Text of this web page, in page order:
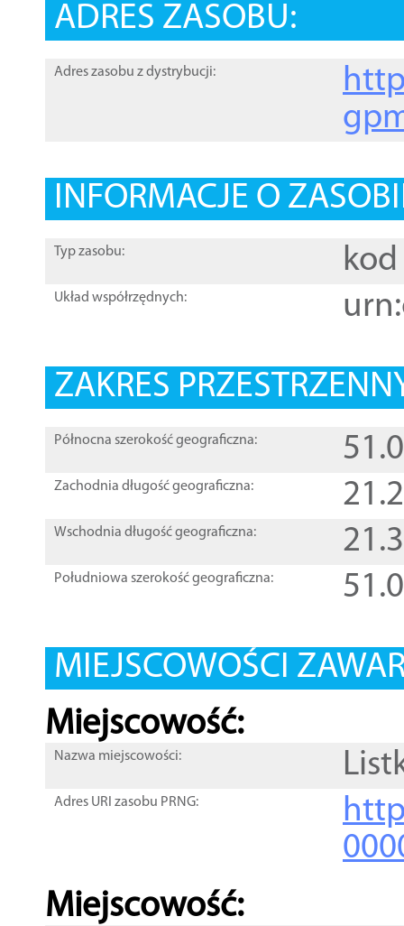
ADRES ZASOBU:
Adres zasobu z dystrybucji:
INFORMACJE O
Typ zasobu: kod
Układ współrzędnych:
ZAKRES
Północna szerokość geograficzna:
Zachodnia długość geograficzna:
Wschodnia długość geograficzna:
Południowa szerokość geograficzna:
MIEJSCOWOŚCI
Miejscowość:
Nazwa miejscowości:
Adres URI zasobu PRNG:
Miejscowość: